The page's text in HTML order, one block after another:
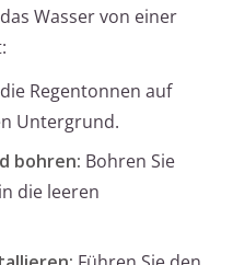
Wasser von einer
Regentonnen auf
Untergrund.
bohren: Bohren Sie
die leeren